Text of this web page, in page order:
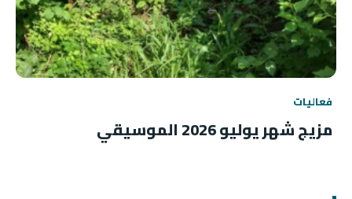
فعاليات
مزيج شهر يوليو 2026 الموسيقي